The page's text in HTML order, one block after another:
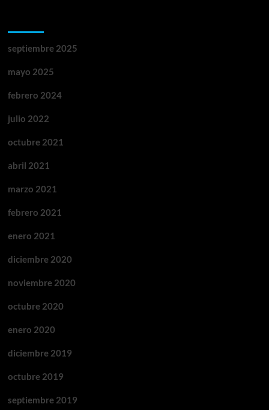
septiembre 2025
mayo 2025
febrero 2024
julio 2022
octubre 2021
abril 2021
marzo 2021
febrero 2021
enero 2021
diciembre 2020
noviembre 2020
octubre 2020
enero 2020
diciembre 2019
octubre 2019
septiembre 2019